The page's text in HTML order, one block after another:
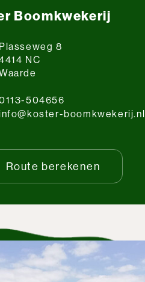
Boomkwekerij
Plasseweg 8
NC
504656
boomkwekerij.nl
Route berekenen